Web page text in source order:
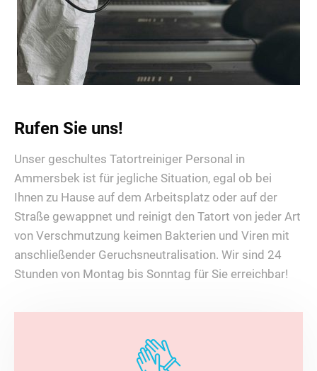
Rufen Sie uns!
Unser geschultes Tatortreiniger Personal in
Ammersbek ist für jegliche Situation, egal ob bei
Ihnen zu Hause auf dem Arbeitsplatz oder auf der
Straße gewappnet und reinigt den Tatort von jeder Art
von Verschmutzung keimen Bakterien und Viren mit
anschließender Geruchsneutralisation. Wir sind 24
Stunden von Montag bis Sonntag für Sie erreichbar!